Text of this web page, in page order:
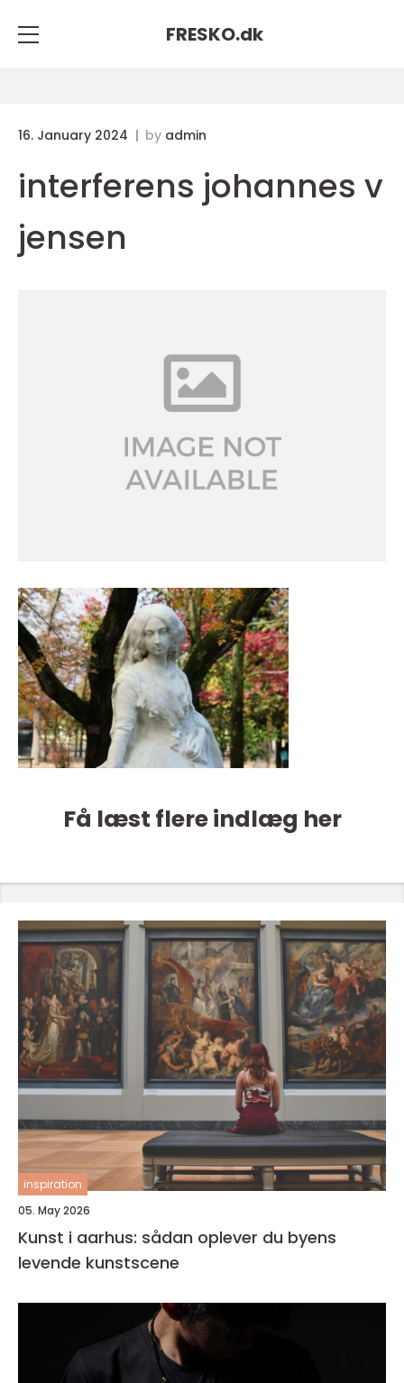
FRESKO.dk
16. January 2024 by admin
interferens johannes v
jensen
Få læst flere indlæg her
inspiration
05. May 2026
Kunst i aarhus: sådan oplever du byens
levende kunstscene